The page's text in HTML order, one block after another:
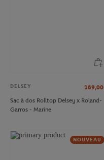
DELSEY 169,00
Sac à dos Rolltop Delsey x Roland-
Garros - Marine
NOUVEAU